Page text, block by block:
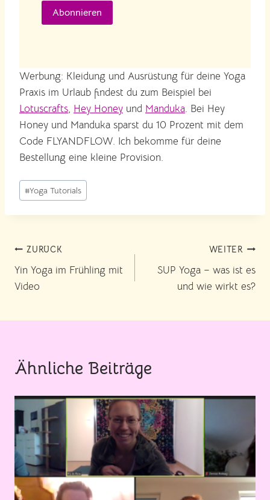
Abonnieren
Werbung: Kleidung und Ausrüstung für deine Yoga
Praxis im Urlaub findest du zum Beispiel bei
Lotuscrafts, Hey Honey und Manduka. Bei Hey
Honey und Manduka sparst du 10 Prozent mit dem
Code FLYANDFLOW. Ich bekomme für deine
Bestellung eine kleine Provision.
Schlagworte:
#Yoga Tutorials
Beitragsnavigation
ZURÜCK
Yin Yoga im Frühling mit
Video
WEITER
SUP Yoga – was ist es
und wie wirkt es?
Ähnliche Beiträge